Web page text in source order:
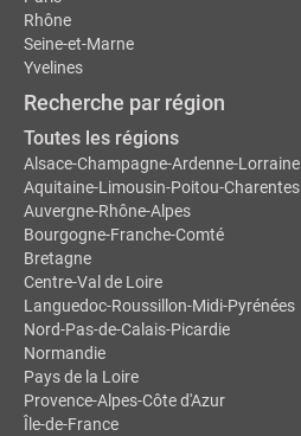
Rhône
Seine-et-Marne
Yvelines
Recherche par région
Toutes les régions
Alsace-Champagne-Ardenne-Lorraine
Aquitaine-Limousin-Poitou-Charentes
Auvergne-Rhône-Alpes
Bourgogne-Franche-Comté
Bretagne
Centre-Val de Loire
Languedoc-Roussillon-Midi-Pyrénées
Nord-Pas-de-Calais-Picardie
Normandie
Pays de la Loire
Provence-Alpes-Côte d'Azur
Île-de-France